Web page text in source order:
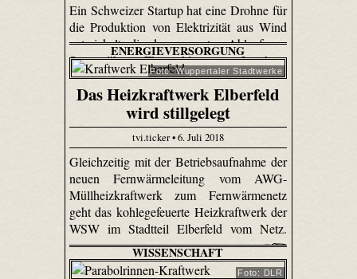
Ein Schweizer Startup hat eine Drohne für
die Produktion von Elektrizität aus Wind
entwickelt, die den gesamten Ablauf von
Start über Flug bis zur Landung
automatisiert durchführen kann.
ENERGIEVERSORGUNG
Foto: Wuppertaler Stadtwerke
Das Heizkraftwerk Elberfeld
wird stillgelegt
tvi.ticker • 6. Juli 2018
Gleichzeitig mit der Betriebsaufnahme der
neuen Fernwärmeleitung vom AWG-
Müllheizkraftwerk zum Fernwärmenetz
geht das kohlegefeuerte Heizkraftwerk der
WSW im Stadtteil Elberfeld vom Netz.
WISSENSCHAFT
Foto: DLR